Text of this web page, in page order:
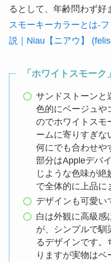
るとして、年齢問わず好
スモーキーカラーとは-
説｜Niau【ニアウ】
「ホワイトスモー
サンドストーンと
色的にベージュや
のでホワイトスモ
ームに寄りすぎな
何にでも合わせや
部分はAppleデバ
じような色味が
で全体的に上品に
デザインも可愛い
白は外観に高級感
が、シンプルで馴
るデザインです。
りますが実物はベ